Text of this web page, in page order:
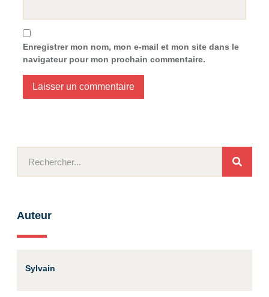
Enregistrer mon nom, mon e-mail et mon site dans le
navigateur pour mon prochain commentaire.
Auteur
Sylvain